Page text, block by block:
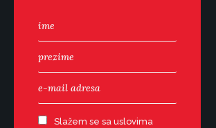
Slažem se sa uslovima